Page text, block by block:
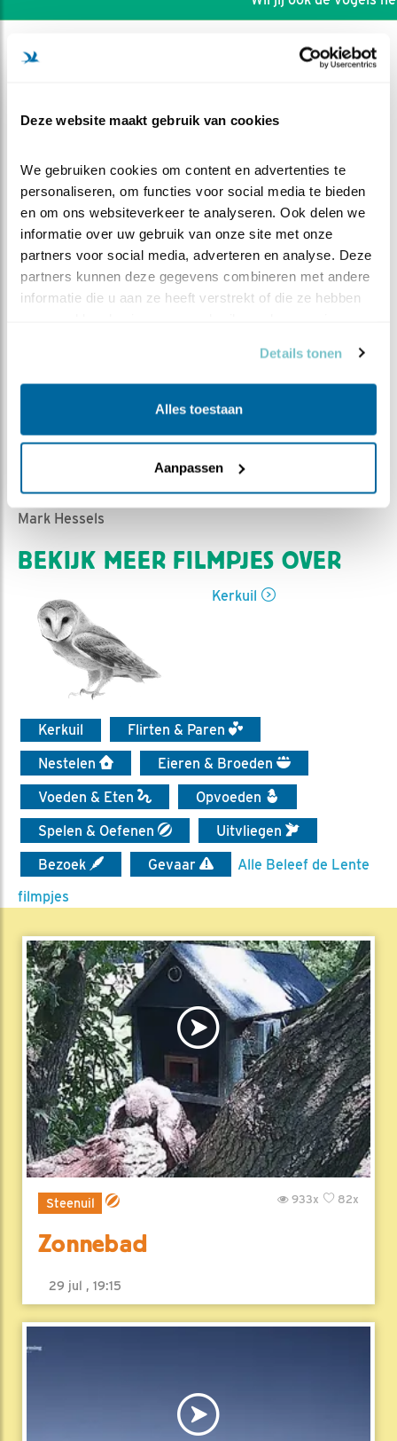
Deze website maakt gebruik van cookies
We gebruiken cookies om content en advertenties te
personaliseren, om functies voor social media te bieden
en om ons websiteverkeer te analyseren. Ook delen we
informatie over uw gebruik van onze site met onze
partners voor social media, adverteren en analyse. Deze
partners kunnen deze gegevens combineren met andere
informatie die u aan ze heeft verstrekt of die ze hebben
Details tonen
Alles toestaan
Aanpassen
DEEL DIT FILMPJE
Lees ook de laatste blogNou OK, nog eentje danvan
Mark Hessels
BEKIJK MEER FILMPJES OVER
Kerkuil
Kerkuil
Flirten & Paren
Nestelen
Eieren & Broeden
Voeden & Eten
Opvoeden
Spelen & Oefenen
Uitvliegen
Bezoek
Gevaar
Alle Beleef de Lente
filmpjes
Steenuil 82x
933x
Zonnebad
29 jul , 19:15